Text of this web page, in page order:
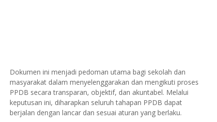
Dokumen ini menjadi pedoman utama bagi sekolah dan
masyarakat dalam menyelenggarakan dan mengikuti proses
PPDB secara transparan, objektif, dan akuntabel. Melalui
keputusan ini, diharapkan seluruh tahapan PPDB dapat
berjalan dengan lancar dan sesuai aturan yang berlaku.